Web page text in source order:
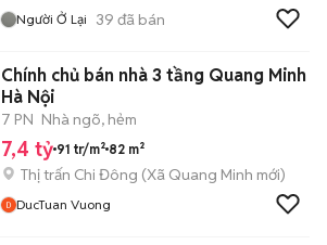
Người Ở Lại 39 đã bán
Chính chủ bán nhà 3 tầng Quang Minh
Hà Nội
7 PN Nhà ngõ, hẻm
7,4 tỷ 91 tr/m² 82 m²
Thị trấn Chi Đông (Xã Quang Minh mới)
DucTuan Vuong